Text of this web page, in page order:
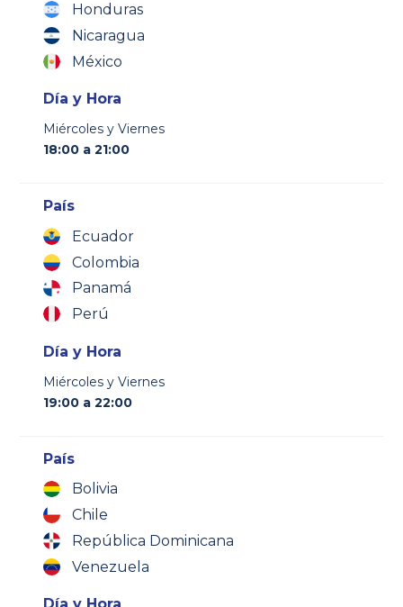
Honduras
Nicaragua
México
Día y Hora
Miércoles y Viernes
18:00 a 21:00
País
Ecuador
Colombia
Panamá
Perú
Día y Hora
Miércoles y Viernes
19:00 a 22:00
País
Bolivia
Chile
República Dominicana
Venezuela